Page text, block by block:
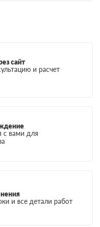
сайт
и расчет
с вами для
и все детали работ